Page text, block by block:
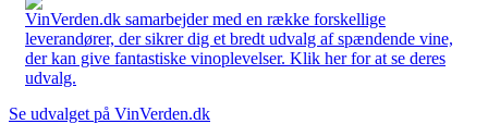
VinVerden.dk samarbejder med en række forskellige
leverandører, der sikrer dig et bredt udvalg af spændende vine,
der kan give fantastiske vinoplevelser. Klik her for at se deres
udvalg.
Se udvalget på VinVerden.dk